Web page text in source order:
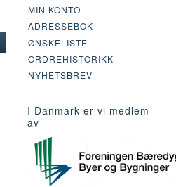
MIN KONTO
ADRESSEBOK
ØNSKELISTE
ORDREHISTORIKK
NYHETSBREV
I Danmark er vi medlem
av